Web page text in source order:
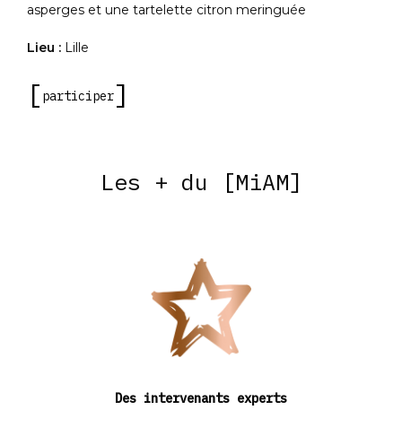
asperges et une tartelette citron meringuée
Lieu : Lille
participer
Les + du [MiAM]
Des intervenants experts